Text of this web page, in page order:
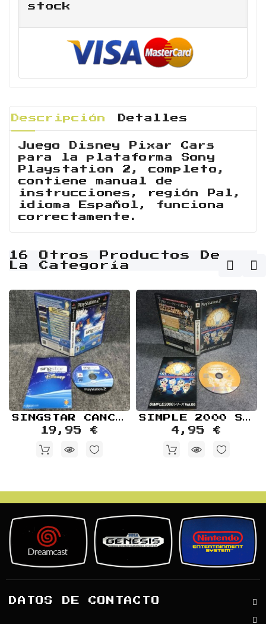
stock
Descripción Detalles
Juego Disney Pixar Cars
para la plataforma Sony
Playstation 2, completo,
contiene manual de
instrucciones, región Pal,
idioma Español, funciona
correctamente.
16 Otros Productos De
La Categoría
SINGSTAR CANCIONES DE DISNEY SONY PLAYSTATION 2 PS2
19,95 €
SIMPLE 2000 SERIES VOL 066 THE PARTY UNOU QUIZ JAP SONY PLAYSTATION 2 PS2
4,95 €
DATOS DE CONTACTO